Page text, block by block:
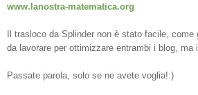
www.lanostra-matematica.org
Il trasloco da Splinder non è stato facile, come
da lavorare per ottimizzare entrambi i blog, ma
Passate parola, solo se ne avete voglia!:)